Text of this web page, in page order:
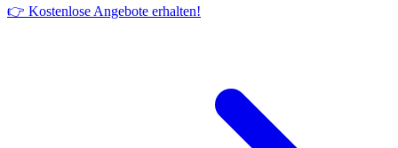
👉 Kostenlose Angebote erhalten!